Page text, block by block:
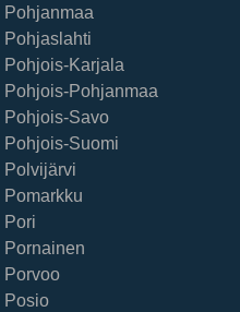
Pohjanmaa
Pohjaslahti
Pohjois-Karjala
Pohjois-Pohjanmaa
Pohjois-Savo
Pohjois-Suomi
Polvijärvi
Pomarkku
Pori
Pornainen
Porvoo
Posio